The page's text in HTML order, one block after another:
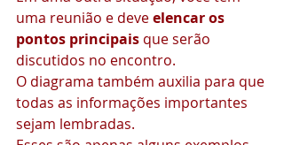
uma reunião e deve elencar os
pontos principais que serão
discutidos no encontro.
O diagrama também auxilia para que
todas as informações importantes
sejam lembradas.